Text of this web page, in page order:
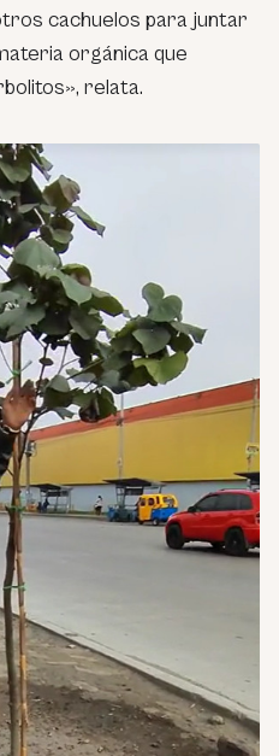
cachuelos para juntar
orgánica que
relata.